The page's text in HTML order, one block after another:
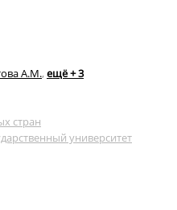
А.М., ещё + 3
стран
университет